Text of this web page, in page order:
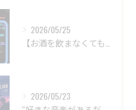
2026/05/25
2026/05/23